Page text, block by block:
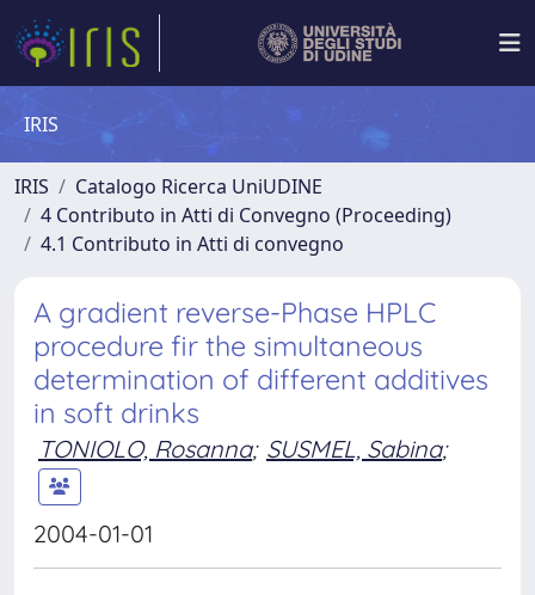
IRIS
IRIS
Catalogo Ricerca UniUDINE
4 Contributo in Atti di Convegno (Proceeding)
4.1 Contributo in Atti di convegno
A gradient reverse-Phase HPLC
procedure fir the simultaneous
determination of different additives
in soft drinks
TONIOLO, Rosanna; SUSMEL, Sabina;
2004-01-01